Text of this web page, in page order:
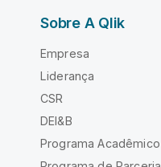
Sobre A Qlik
Empresa
Liderança
CSR
DEI&B
Programa Acadêmico